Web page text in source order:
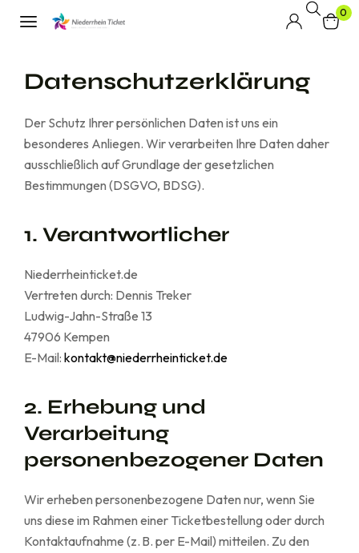
0
Datenschutzerklärung
Der Schutz Ihrer persönlichen Daten ist uns ein
besonderes Anliegen. Wir verarbeiten Ihre Daten daher
ausschließlich auf Grundlage der gesetzlichen
Bestimmungen (DSGVO, BDSG).
1. Verantwortlicher
Niederrheinticket.de
Vertreten durch: Dennis Treker
Ludwig-Jahn-Straße 13
47906 Kempen
E-Mail: kontakt@niederrheinticket.de
2. Erhebung und
Verarbeitung
personenbezogener Daten
Wir erheben personenbezogene Daten nur, wenn Sie
uns diese im Rahmen einer Ticketbestellung oder durch
Kontaktaufnahme (z. B. per E-Mail) mitteilen. Zu den